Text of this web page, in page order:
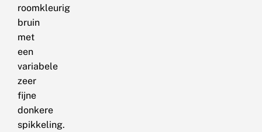
roomkleurig
bruin
met
een
variabele
zeer
fijne
donkere
spikkeling.